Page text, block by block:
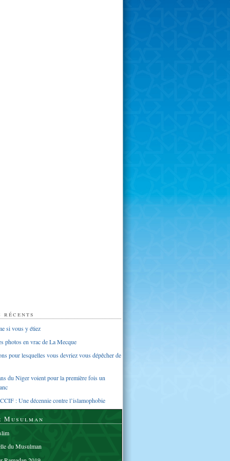
si vous y étiez
photos en vrac de La Mecque
pour lesquelles vous devriez vous dépêcher de
du Niger voient pour la première fois un
: Une décennie contre l’islamophobie
Musulman
du Musulman